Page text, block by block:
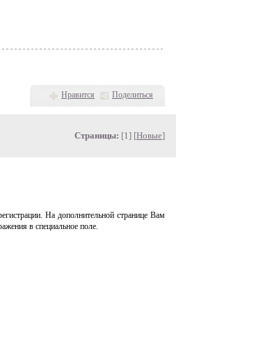
Нравится Поделиться
Страницы: [1] [Новые]
На дополнительной странице Вам
в специальное поле.